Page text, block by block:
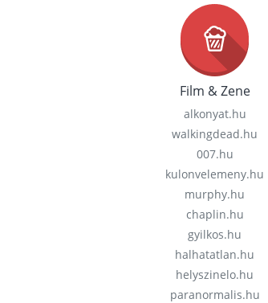
Film & Zene
alkonyat.hu
walkingdead.hu
007.hu
kulonvelemeny.hu
murphy.hu
chaplin.hu
gyilkos.hu
halhatatlan.hu
helyszinelo.hu
paranormalis.hu